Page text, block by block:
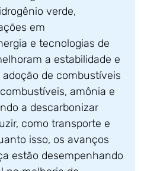
verde,
em
e tecnologias de
a estabilidade e
de combustíveis
amônia e
a descarbonizar
como transporte e
isso, os avanços
estão desempenhando